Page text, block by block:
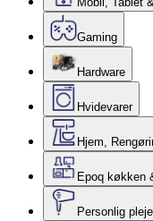
Gaming
Hardware
Hvidevarer
Hjem,
Epoq køkken
Personlig